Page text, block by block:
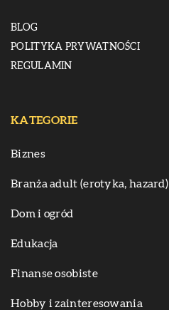
BLOG
POLITYKA PRYWATNOŚCI
REGULAMIN
KATEGORIE
Biznes
Branża adult (erotyka, hazard)
Dom i ogród
Edukacja
Finanse osobiste
Hobby i zainteresowania